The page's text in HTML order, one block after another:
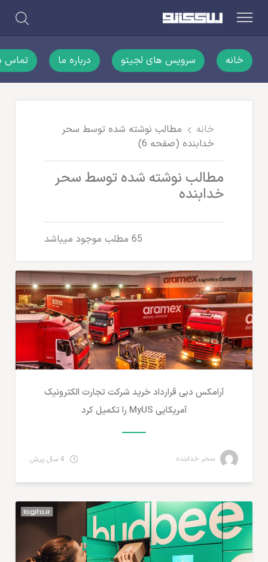
خانه سرویس های لجیتو درباره ما تماس
خانه
مطالب نوشته شده توسط سحر
خدابنده (صفحه 6)
مطالب نوشته شده توسط سحر
خدابنده
65 مطلب موجود میباشد
مطالب لجستیک و خدمات پستی
آرامکس دبی قرارداد خرید شرکت تجارت الکترونیک
آمریکایی MyUS را تکمیل کرد
سحر خدابنده